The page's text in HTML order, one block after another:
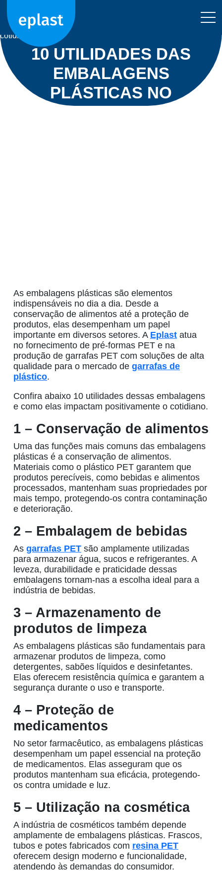
Home >
10 utilidades das embalagens plásticas no
cotidiano
10 UTILIDADES DAS
EMBALAGENS
PLÁSTICAS NO
COTIDIANO
As embalagens plásticas são elementos
indispensáveis no dia a dia. Desde a
conservação de alimentos até a proteção de
produtos, elas desempenham um papel
importante em diversos setores. A Eplast atua
no fornecimento de pré-formas PET e na
produção de garrafas PET com soluções de alta
qualidade para o mercado de garrafas de
plástico.
Confira abaixo 10 utilidades dessas embalagens
e como elas impactam positivamente o cotidiano.
1 – Conservação de alimentos
Uma das funções mais comuns das embalagens
plásticas é a conservação de alimentos.
Materiais como o plástico PET garantem que
produtos perecíveis, como bebidas e alimentos
processados, mantenham suas propriedades por
mais tempo, protegendo-os contra contaminação
e deterioração.
2 – Embalagem de bebidas
As garrafas PET são amplamente utilizadas
para armazenar água, sucos e refrigerantes. A
leveza, durabilidade e praticidade dessas
embalagens tornam-nas a escolha ideal para a
indústria de bebidas.
3 – Armazenamento de
produtos de limpeza
As embalagens plásticas são fundamentais para
armazenar produtos de limpeza, como
detergentes, sabões líquidos e desinfetantes.
Elas oferecem resistência química e garantem a
segurança durante o uso e transporte.
4 – Proteção de
medicamentos
No setor farmacêutico, as embalagens plásticas
desempenham um papel essencial na proteção
de medicamentos. Elas asseguram que os
produtos mantenham sua eficácia, protegendo-
os contra umidade e luz.
5 – Utilização na cosmética
A indústria de cosméticos também depende
amplamente de embalagens plásticas. Frascos,
tubos e potes fabricados com resina PET
oferecem design moderno e funcionalidade,
atendendo às demandas do consumidor.